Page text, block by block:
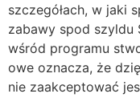
szczegółach, w jaki
zabawy spod szyldu
wśród programu
owe oznacza, że
nie zaakceptować